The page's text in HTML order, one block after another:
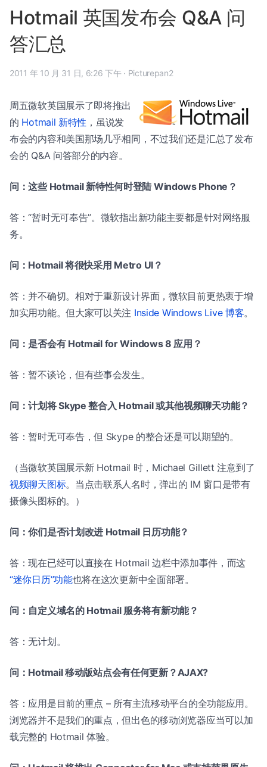
Hotmail 英国发布会 Q&A 问
答汇总
2011 年 10 月 31 日, 6:26 下午 · Picturepan2
周五微软英国展示了即将推出
的 Hotmail 新特性 ，虽说发
布会的内容和美国那场几乎相同，不过我们还是汇总了发布
会的 Q&A 问答部分的内容。
问：这些 Hotmail 新特性何时登陆 Windows Phone？
答：“暂时无可奉告”。微软指出新功能主要都是针对网络服
务。
问：Hotmail 将很快采用 Metro UI？
答：并不确切。相对于重新设计界面，微软目前更热衷于增
加实用功能。但大家可以关注 Inside Windows Live 博客。
问：是否会有 Hotmail for Windows 8 应用？
答：暂不谈论，但有些事会发生。
问：计划将 Skype 整合入 Hotmail 或其他视频聊天功能？
答：暂时无可奉告，但 Skype 的整合还是可以期望的。
（当微软英国展示新 Hotmail 时，Michael Gillett 注意到了
视频聊天图标。当点击联系人名时，弹出的 IM 窗口是带有
摄像头图标的。）
问：你们是否计划改进 Hotmail 日历功能？
答：现在已经可以直接在 Hotmail 边栏中添加事件，而这
“迷你日历”功能也将在这次更新中全面部署。
问：自定义域名的 Hotmail 服务将有新功能？
答：无计划。
问：Hotmail 移动版站点会有任何更新？AJAX?
答：应用是目前的重点 – 所有主流移动平台的全功能应用。
浏览器并不是我们的重点，但出色的移动浏览器应当可以加
载完整的 Hotmail 体验。